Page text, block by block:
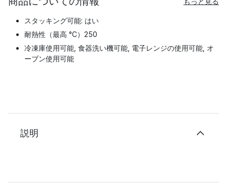
スタッキング可能: はい
耐熱性（最高 °C）250
冷凍庫使用可能, 食器洗い機可能, 電子レンジの使用可能, オ
ーブン使用可能
説明